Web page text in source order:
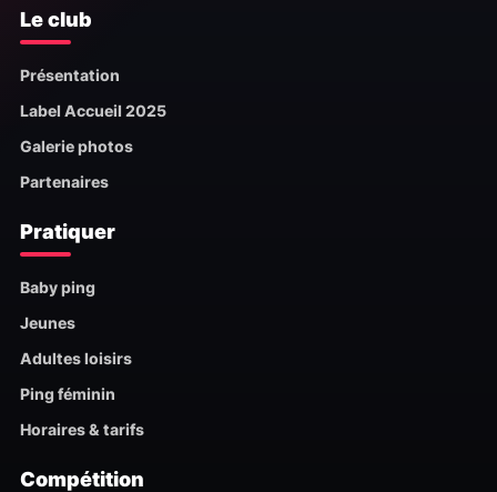
Le club
Présentation
Label Accueil 2025
Galerie photos
Partenaires
Pratiquer
Baby ping
Jeunes
Adultes loisirs
Ping féminin
Horaires & tarifs
Compétition